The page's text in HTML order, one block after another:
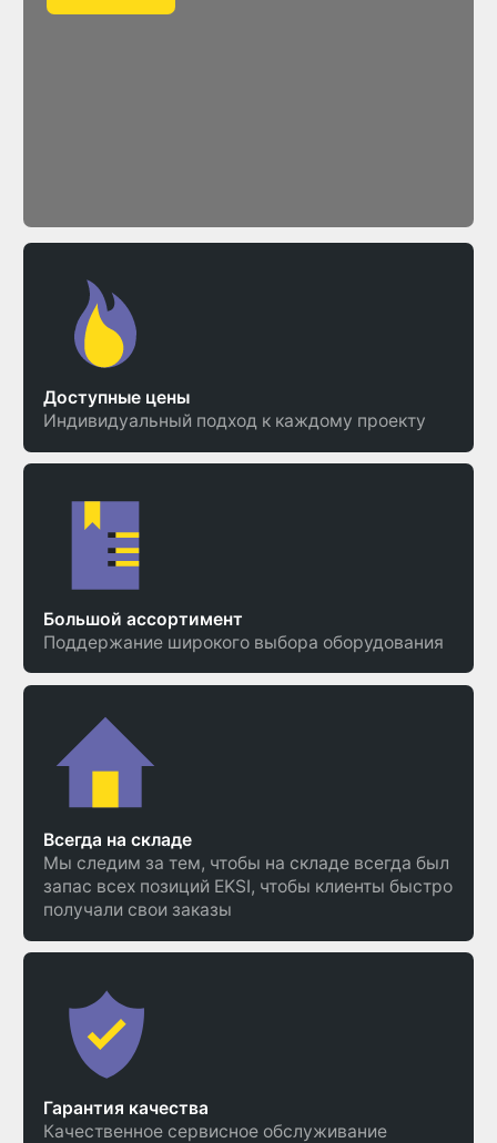
Доступные цены
Индивидуальный подход к каждому проекту
Большой ассортимент
Поддержание широкого выбора оборудования
Всегда на складе
Мы следим за тем, чтобы на складе всегда был
запас всех позиций EKSI, чтобы клиенты быстро
получали свои заказы
Гарантия качества
Качественное сервисное обслуживание